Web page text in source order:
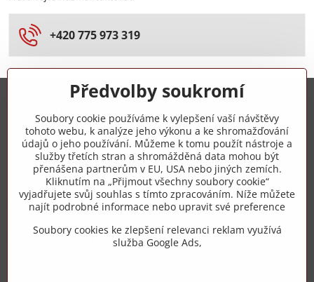
+420 775 973 319
+420 775 973 319
info​@zipzop​.cz
Objednávky
Vše k nákupu
Předvolby soukromí
Soubory cookie používáme k vylepšení vaší návštěvy
tohoto webu, k analýze jeho výkonu a ke shromažďování
údajů o jeho používání. Můžeme k tomu použít nástroje a
služby třetích stran a shromážděná data mohou být
přenášena partnerům v EU, USA nebo jiných zemích.
Kliknutím na „Přijmout všechny soubory cookie“
vyjadřujete svůj souhlas s tímto zpracováním. Níže můžete
najít podrobné informace nebo upravit své preference
Soubory cookies ke zlepšení relevanci reklam využívá
služba Google Ads,